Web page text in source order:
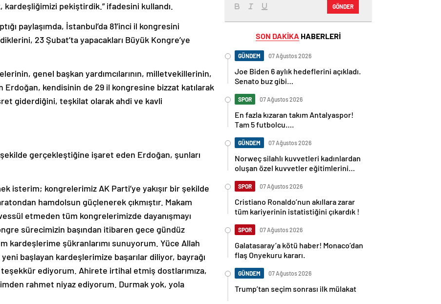
kardeşliğimizi pekiştirdik.” ifadesini kullandı.
paylaşımda, İstanbul’da 81’inci il kongresini
23 Şubat’ta yapacakları Büyük Kongre’ye
genel başkan yardımcılarının, milletvekillerinin,
kendisinin de 29 il kongresine bizzat katılarak
giderdiğini, teşkilat olarak ahdi ve kavli
gerçekleştiğine işaret eden Erdoğan, şunları
isterim; kongrelerimiz AK Parti’ye yakışır bir şekilde
hamdolsun güçlenerek çıkmıştır. Makam
etmeden tüm kongrelerimizde dayanışmayı
sürecimizin başından itibaren gece gündüz
kardeşlerime şükranlarımı sunuyorum. Yüce Allah
başlayan kardeşlerimize başarılar diliyor, bayrağı
ediyorum. Ahirete irtihal etmiş dostlarımıza,
rahmet niyaz ediyorum. Durmak yok, yola
GÖNDER
SON DAKİKA HABERLERİ
GÜNDEM 07 Ağustos 2026
Joe Biden 6 aylık hedeflerini açıkladı.
Senato buz gibi…
SPOR 07 Ağustos 2026
En fazla kızaran takım Antalyaspor!
Tam 5 futbolcu….
GÜNDEM 07 Ağustos 2026
Norweç silahlı kuvvetleri kadınlardan
oluşan özel kuvvetler eğitimlerini
SPOR 07 Ağustos 2026
Cristiano Ronaldo’nun akıllara zarar
tüm kariyerinin istatistiğini çıkardık !
SPOR 07 Ağustos 2026
Galatasaray’a kötü haber! Monaco’dan
flaş Onyekuru kararı.
GÜNDEM 07 Ağustos 2026
Trump’tan seçim sonrası ilk mülakat